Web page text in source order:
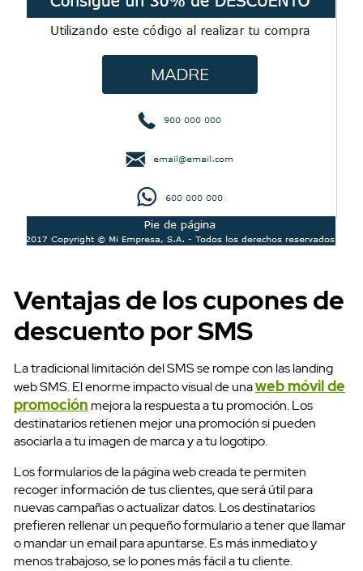
Precios
Ayuda
Ventajas de los cupones de
descuento por SMS
La tradicional limitación del SMS se rompe con las landing
web SMS. El enorme impacto visual de unaweb móvil de
promoción mejora la respuesta a tu promoción. Los
destinatarios retienen mejor una promoción si pueden
asociarla a tu imagen de marca y a tu logotipo.
Los formularios de la página web creada te permiten
recoger información de tus clientes, que será útil para
nuevas campañas o actualizar datos. Los destinatarios
prefieren rellenar un pequeño formulario a tener que llamar
o mandar un email para apuntarse. Es más inmediato y
menos trabajoso, se lo pones más fácil a tu cliente.